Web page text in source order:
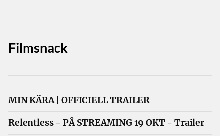
Filmsnack
MIN KÄRA | OFFICIELL TRAILER
Relentless - PÅ STREAMING 19 OKT - Trailer